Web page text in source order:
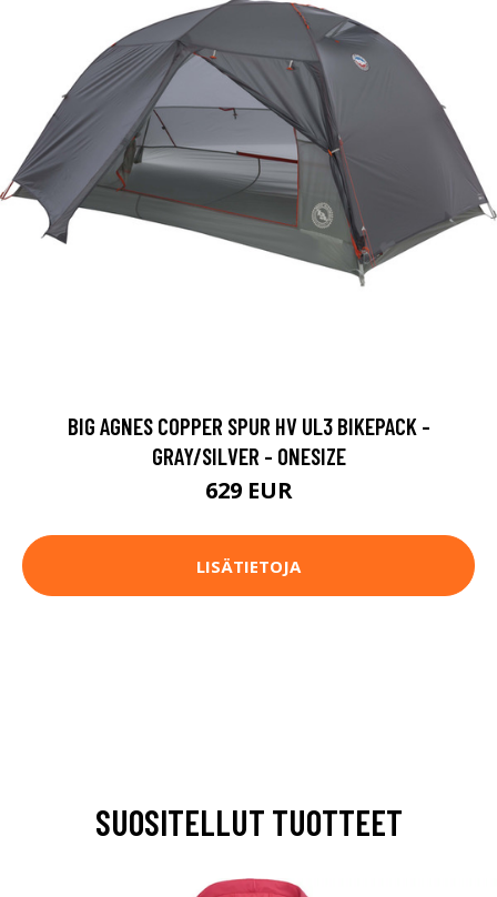
BIG AGNES COPPER SPUR HV UL3 BIKEPACK -
GRAY/SILVER - ONESIZE
629 EUR
LISÄTIETOJA
SUOSITELLUT TUOTTEET